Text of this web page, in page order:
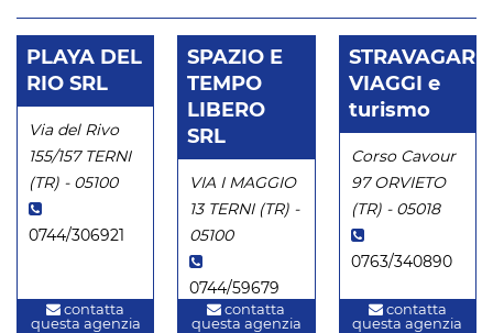
PLAYA DEL
RIO SRL
Via del Rivo
155/157 TERNI
(TR) - 05100
0744/306921
contatta
questa agenzia
SPAZIO E
TEMPO
LIBERO
SRL
VIA I MAGGIO
13 TERNI (TR) -
05100
0744/59679
contatta
questa agenzia
VIAGGI e
turismo
Corso Cavour
97 ORVIETO
(TR) - 05018
0763/340890
contatta
questa agenzia